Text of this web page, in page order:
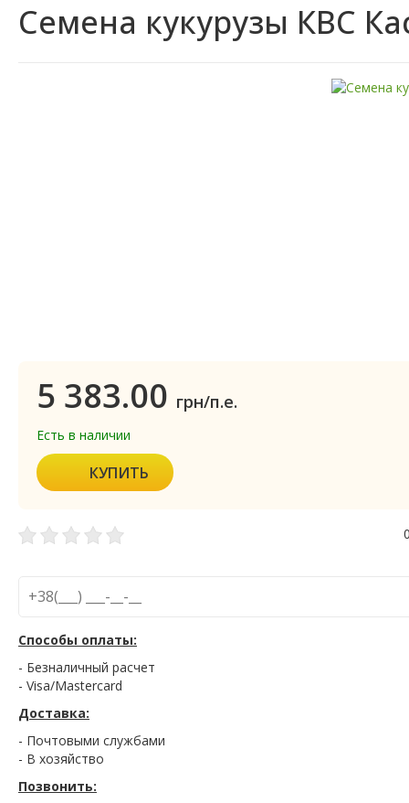
Семена кукурузы КВС
5 383.00 грн/п.е.
Есть в наличии
КУПИТЬ
Способы оплаты:
- Безналичный расчет
- Visa/Mastercard
Доставка:
- Почтовыми службами
- В хозяйство
Позвонить: